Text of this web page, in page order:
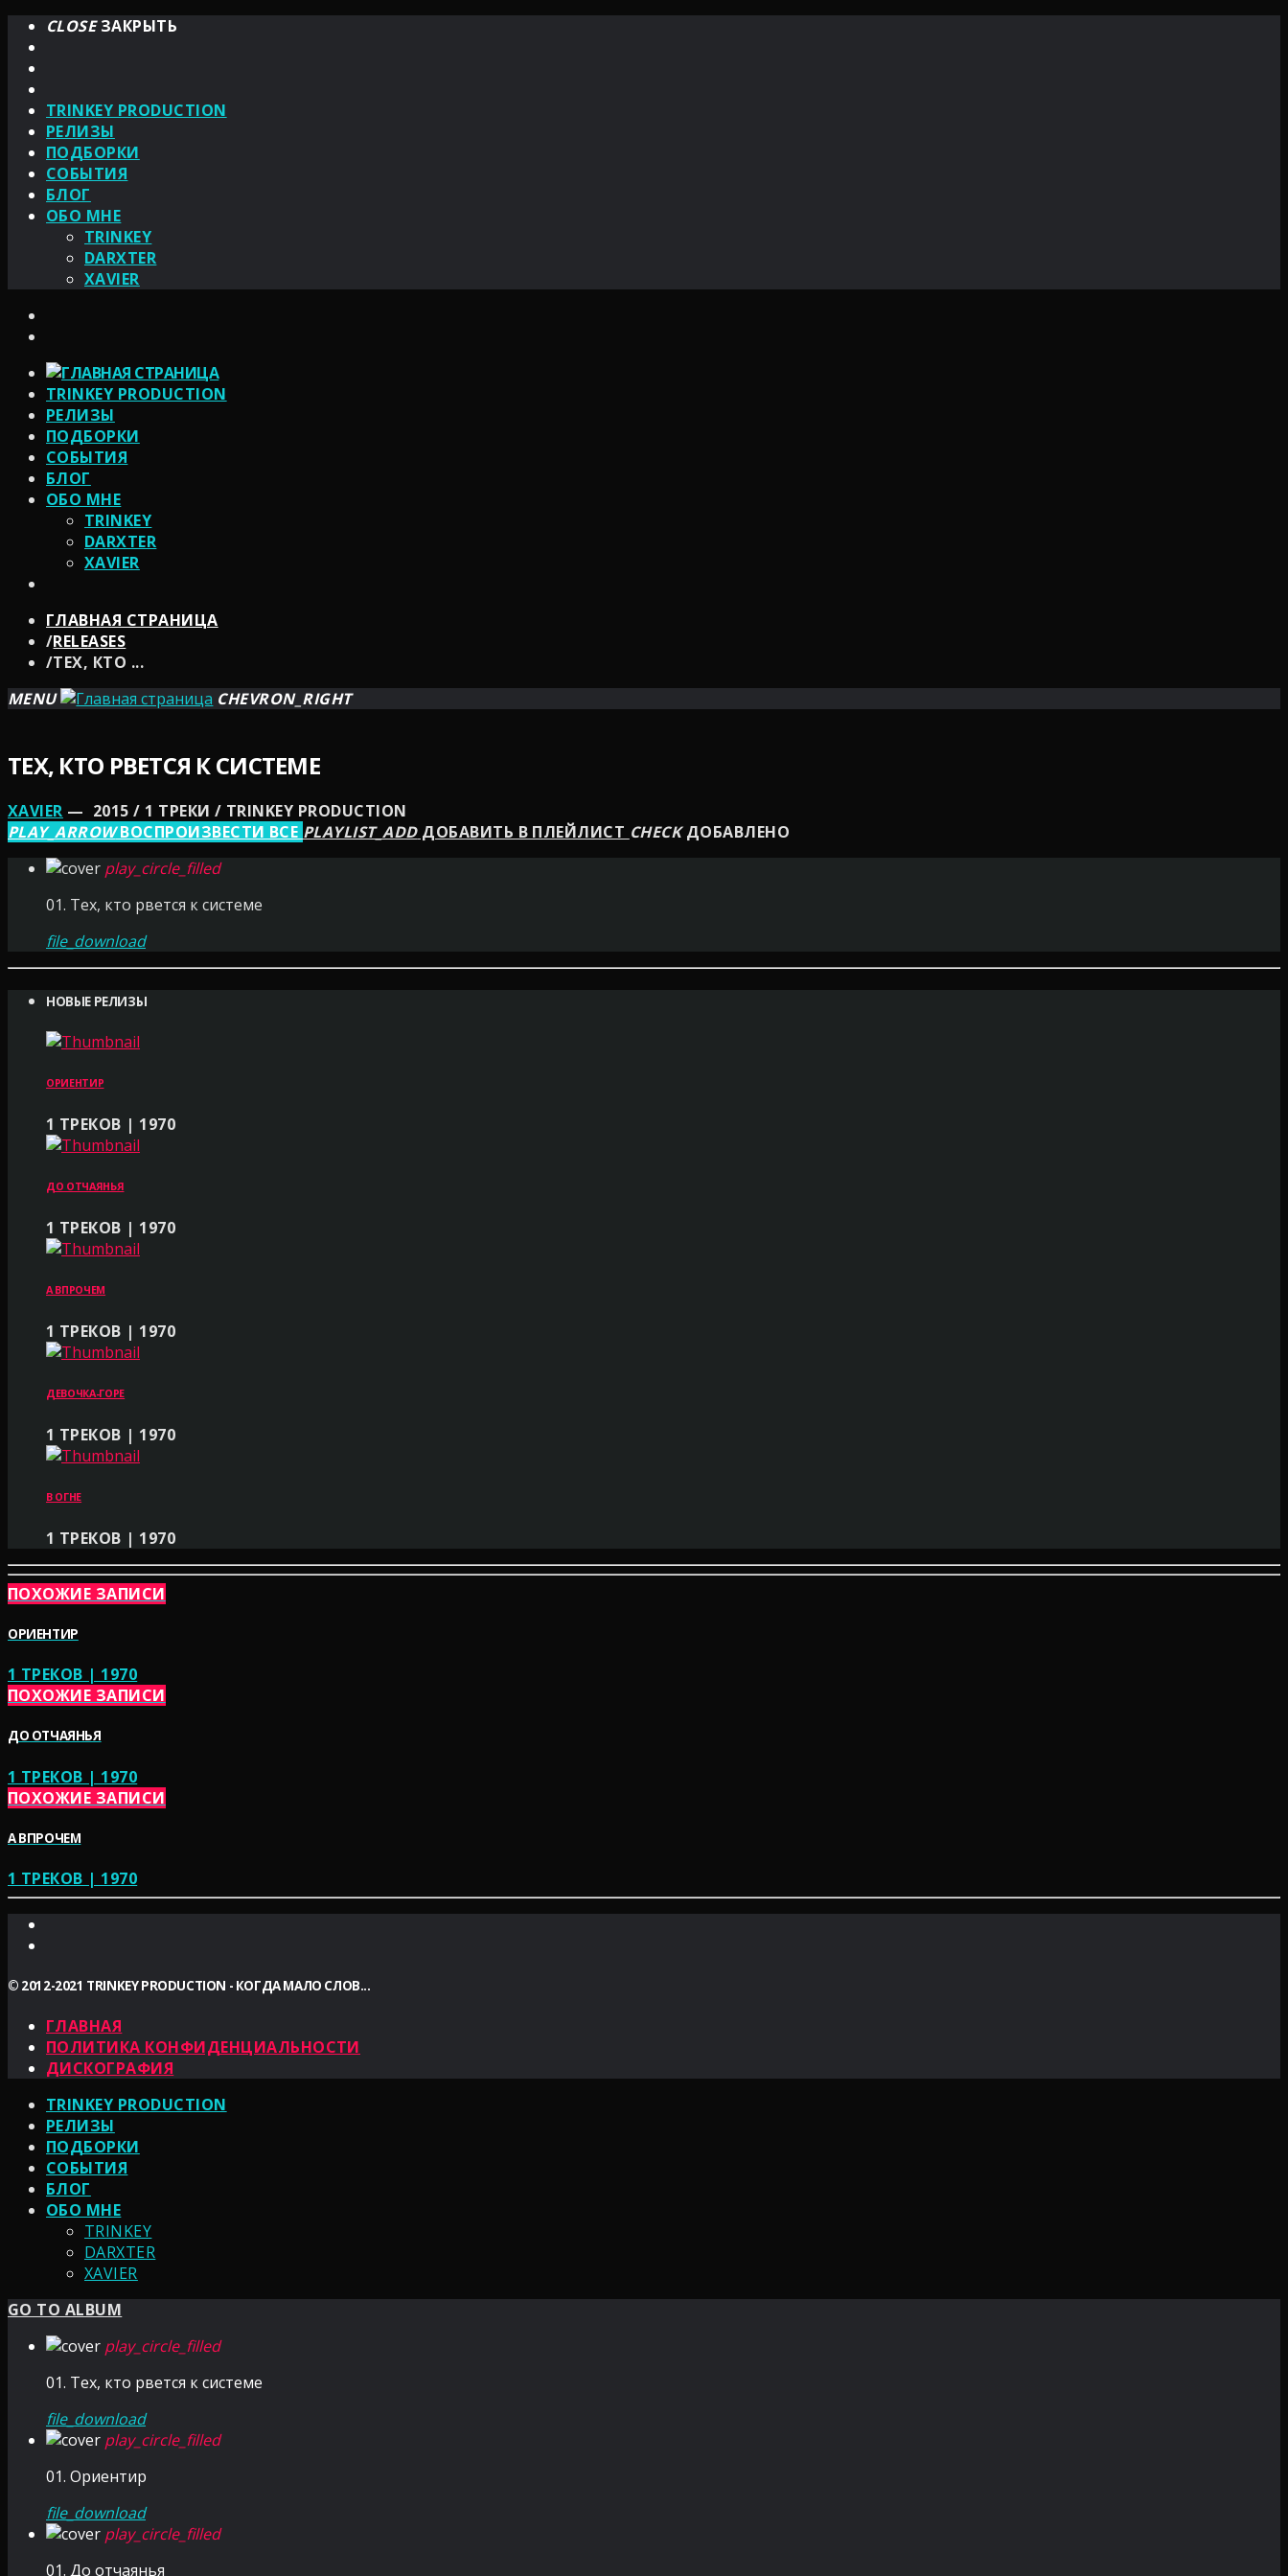
CLOSEЗАКРЫТЬ
TRINKEY PRODUCTION
РЕЛИЗЫ
ПОДБОРКИ
СОБЫТИЯ
БЛОГ
ОБО МНЕ
TRINKEY
DARXTER
XAVIER
TRINKEY PRODUCTION
РЕЛИЗЫ
ПОДБОРКИ
СОБЫТИЯ
БЛОГ
ОБО МНЕ
TRINKEY
DARXTER
XAVIER
ГЛАВНАЯ СТРАНИЦА
/RELEASES
/ТЕХ, КТО ...
MENU
CHEVRON_RIGHT
ТЕХ, КТО РВЕТСЯ К СИСТЕМЕ
XAVIER — 2015 / 1 ТРЕКИ / TRINKEY PRODUCTION
PLAY_ARROWВОСПРОИЗВЕСТИ ВСЕ PLAYLIST_ADDДОБАВИТЬ В ПЛЕЙЛИСТ CHECKДОБАВЛЕНО
play_circle_filled
01. Тех, кто рвется к системе
file_download
НОВЫЕ РЕЛИЗЫ
ОРИЕНТИР
1 ТРЕКОВ | 1970
ДО ОТЧАЯНЬЯ
1 ТРЕКОВ | 1970
А ВПРОЧЕМ
1 ТРЕКОВ | 1970
ДЕВОЧКА-ГОРЕ
1 ТРЕКОВ | 1970
В ОГНЕ
1 ТРЕКОВ | 1970
ПОХОЖИЕ ЗАПИСИ
ОРИЕНТИР
1 ТРЕКОВ | 1970
ПОХОЖИЕ ЗАПИСИ
ДО ОТЧАЯНЬЯ
1 ТРЕКОВ | 1970
ПОХОЖИЕ ЗАПИСИ
А ВПРОЧЕМ
1 ТРЕКОВ | 1970
© 2012-2021 TRINKEY PRODUCTION - КОГДА МАЛО СЛОВ...
ГЛАВНАЯ
ПОЛИТИКА КОНФИДЕНЦИАЛЬНОСТИ
ДИСКОГРАФИЯ
TRINKEY PRODUCTION
РЕЛИЗЫ
ПОДБОРКИ
СОБЫТИЯ
БЛОГ
ОБО МНЕ
TRINKEY
DARXTER
XAVIER
GO TO ALBUM
play_circle_filled
01. Тех, кто рвется к системе
file_download
play_circle_filled
01. Ориентир
file_download
play_circle_filled
01. До отчаянья